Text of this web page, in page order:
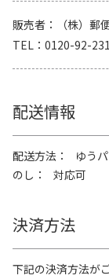
販売者
（株）郵
TEL
0120-92-
配送情報
配送方法
ゆう
のし
対応可
決済方法
下記の決済方法が